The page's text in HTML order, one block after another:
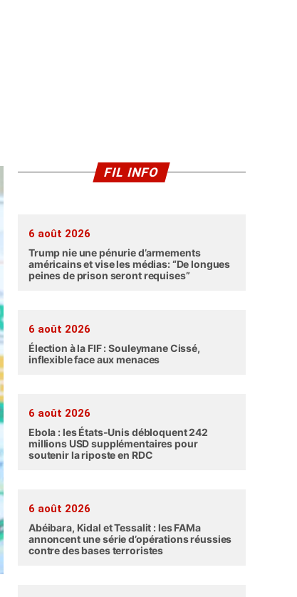
FIL INFO
6 août 2026
Trump nie une pénurie d’armements
américains et vise les médias: “De longues
peines de prison seront requises”
6 août 2026
Élection à la FIF : Souleymane Cissé,
inflexible face aux menaces
6 août 2026
Ebola : les États-Unis débloquent 242
millions USD supplémentaires pour
soutenir la riposte en RDC
6 août 2026
Abéibara, Kidal et Tessalit : les FAMa
annoncent une série d’opérations réussies
contre des bases terroristes